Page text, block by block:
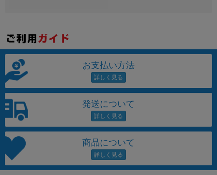
お支払い方法
発送について
商品について